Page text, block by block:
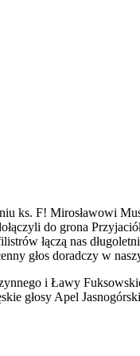
ks. F! Mirosławowi
do grona
łączą nas
głos doradczy w
i Ławy
głosy Apel